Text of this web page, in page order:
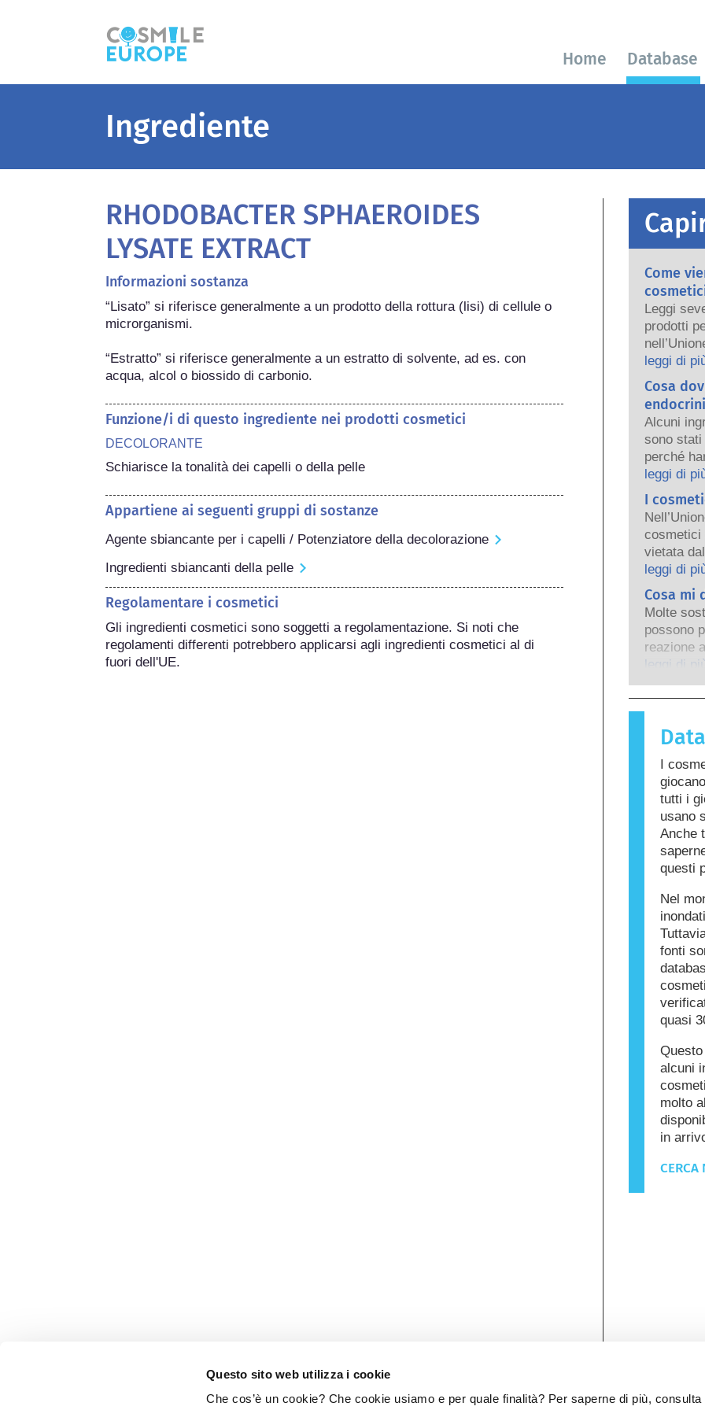
Questo sito web utilizza i cookie
Che cos’è un cookie? Che cookie usiamo e per quale finalità? Per saperne di più, consulta
Home Database
Ingrediente
RHODOBACTER SPHAEROIDES
LYSATE EXTRACT
Informazioni sostanza
“Lisato” si riferisce generalmente a un prodotto della rottura (lisi) di cellule o
microrganismi.
“Estratto” si riferisce generalmente a un estratto di solvente, ad es. con
acqua, alcol o biossido di carbonio.
Funzione/i di questo ingrediente nei prodotti cosmetici
DECOLORANTE
Schiarisce la tonalità dei capelli o della pelle
Appartiene ai seguenti gruppi di sostanze
Agente sbiancante per i capelli / Potenziatore della decolorazione
Ingredienti sbiancanti della pelle
Regolamentare i cosmetici
Gli ingredienti cosmetici sono soggetti a regolamentazione. Si noti che
regolamenti differenti potrebbero applicarsi agli ingredienti cosmetici al di
fuori dell'UE.
Come
Leggi
prodotti
persone.
sicuri i
leggi di
Cosa
Alcuni
sono stati
perché
delle
qualcosa
un
ormoni,
e si tratta
disturbi
esperti
sono
tutti i
leggi di
I
cosmetici
vietata
che fosse
cosmetici
persona
cercare
animali
leggi di
Cosa mi
Molte
possono
reazione
verifica
per la
sostanza
per
prodotto
altri.
leggi di più
I
tutti i
usano
Anche
questi
Nel
fonti
quasi
alcuni
molto
in
CERCA